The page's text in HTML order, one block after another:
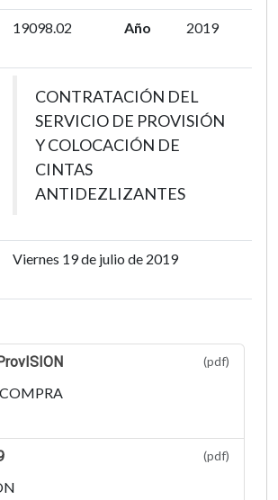
19098.02 Año 2019
CONTRATACIÓN DEL
SERVICIO DE PROVISIÓN
Y COLOCACIÓN DE
CINTAS
ANTIDEZLIZANTES
Viernes 19 de julio de 2019
(pdf)
(pdf)